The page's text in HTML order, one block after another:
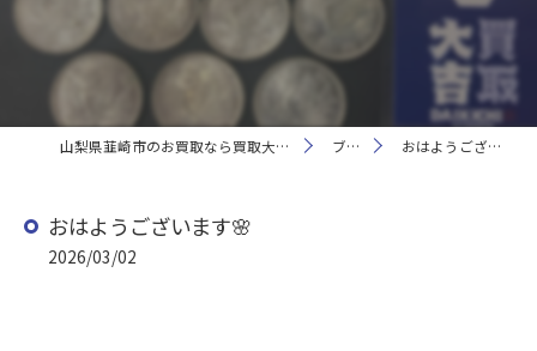
山梨県韮崎市のお買取なら買取大吉 韮崎駅前店 ブログ おはようございます🌸
おはようございます🌸
2026/03/02